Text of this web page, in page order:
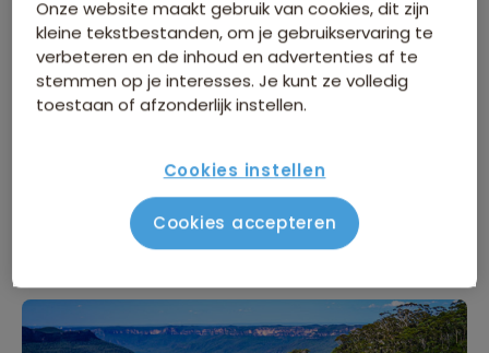
Australië maken ze namelijk van je lunch en koffie een
écht kunstwerk met veel kleur en latte art. Zelf ging ik
graag met de ferry naar een van de baaien in de
15 minuten brengt de ferry je hierheen en heb je vanaf
Onze website maakt gebruik van cookies, dit zijn
kleine tekstbestanden, om je gebruikservaring te
verbeteren en de inhoud en advertenties af te
stemmen op je interesses. Je kunt ze volledig
toestaan of afzonderlijk instellen.
Cookies instellen
Cookies accepteren